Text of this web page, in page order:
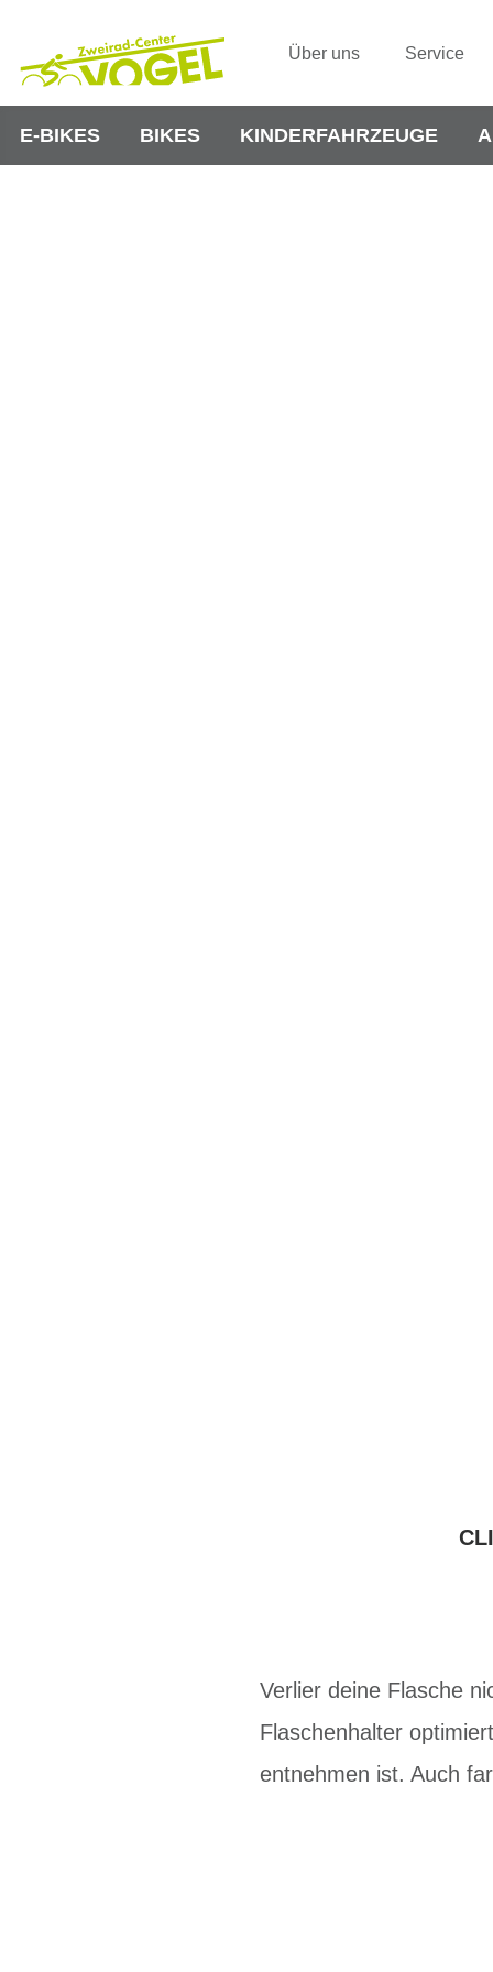
Über uns Service
E-BIKES BIKES KINDERFAHRZEUGE
Verlier deine Flasche
Flaschenhalter
entnehmen ist. Auch